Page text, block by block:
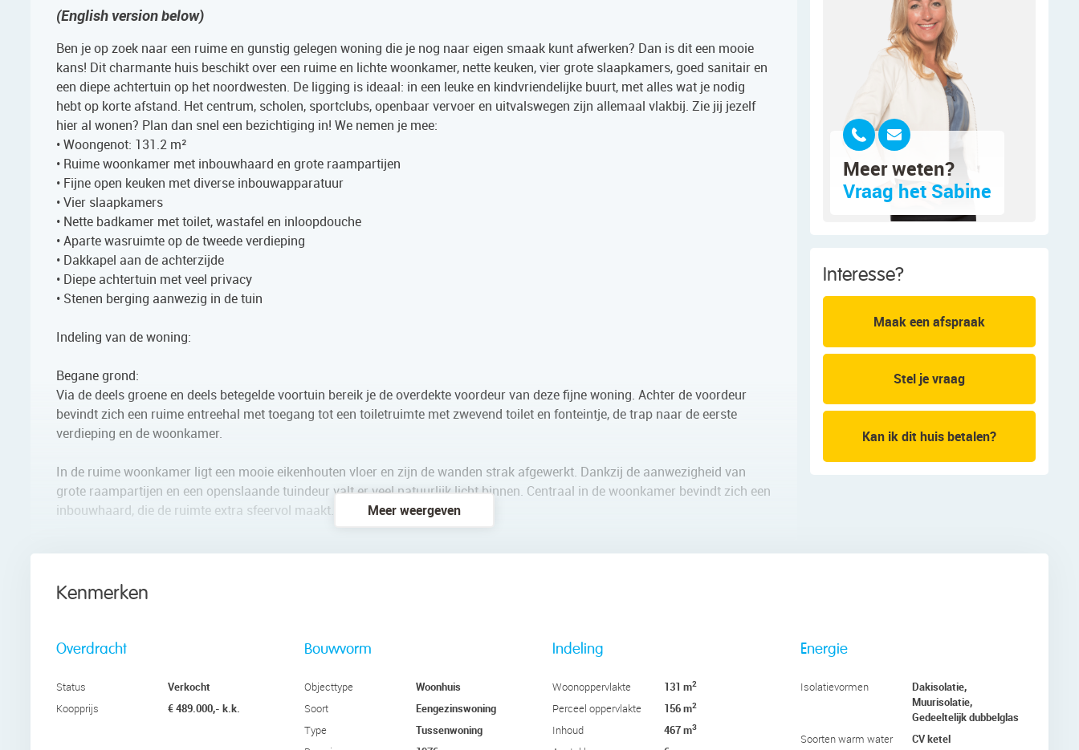
(English version below)
Ben je op zoek naar een ruime en gunstig gelegen woning die je nog naar eigen smaak kunt afwerken? Dan is dit een mooie
kans! Dit charmante huis beschikt over een ruime en lichte woonkamer, nette keuken, vier grote slaapkamers, goed sanitair en
een diepe achtertuin op het noordwesten. De ligging is ideaal: in een leuke en kindvriendelijke buurt, met alles wat je nodig
hebt op korte afstand. Het centrum, scholen, sportclubs, openbaar vervoer en uitvalswegen zijn allemaal vlakbij. Zie jij jezelf
hier al wonen? Plan dan snel een bezichtiging in! We nemen je mee:
• Woongenot: 131.2 m²
• Ruime woonkamer met inbouwhaard en grote raampartijen
• Fijne open keuken met diverse inbouwapparatuur
• Vier slaapkamers
• Nette badkamer met toilet, wastafel en inloopdouche
• Aparte wasruimte op de tweede verdieping
• Dakkapel aan de achterzijde
• Diepe achtertuin met veel privacy
• Stenen berging aanwezig in de tuin
Indeling van de woning:
Begane grond:
Via de deels groene en deels betegelde voortuin bereik je de overdekte voordeur van deze fijne woning. Achter de voordeur
bevindt zich een ruime entreehal met toegang tot een toiletruimte met zwevend toilet en fonteintje, de trap naar de eerste
verdieping en de woonkamer.
In de ruime woonkamer ligt een mooie eikenhouten vloer en zijn de wanden strak afgewerkt. Dankzij de aanwezigheid van
grote raampartijen en een openslaande tuindeur valt er veel natuurlijk licht binnen. Centraal in de woonkamer bevindt zich een
inbouwhaard, die de ruimte extra sfeervol maakt.
Alle kamers zijn ruim van formaat en heerlijk licht. In alle slaapkamers ligt vloerbedekking.
De ruime, nette badkamer is 12 jaar oud en afgewerkt met donkere vloertegels en witte wandtegels. Hier vind je een zwevend
toilet, wastafel en inloopdouche. De ruimte wordt verlicht met inbouwspots.
Meer weergeven
Meer weten?
Vraag het Sabine
Interesse?
Maak een afspraak
Stel je vraag
Kan ik dit huis betalen?
Kenmerken
Overdracht
Status Verkocht
Koopprijs € 489.000,- k.k.
Bouwvorm
Objecttype Woonhuis
Soort Eengezinswoning
Type Tussenwoning
Indeling
Woonoppervlakte 131 m2
Perceel oppervlakte 156 m2
Inhoud 467 m3
Energie
Isolatievormen
Dakisolatie,
Muurisolatie,
Gedeeltelijk dubbelglas
Soorten warm water CV ketel